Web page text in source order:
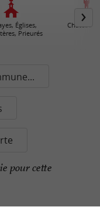
Églises,
Prieurés
Châteaux
pour cette